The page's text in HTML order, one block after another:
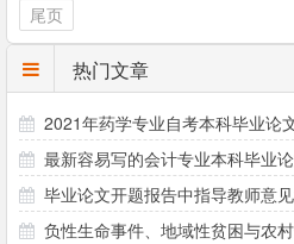
尾页
热门文章
2021年药学专业自考本科毕业论
最新容易写的会计专业本科毕业
33个题目）
毕业论文开题报告中指导教师意
么写？负性生命事件、地域性贫困与农